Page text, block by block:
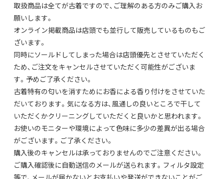
取扱商品は全てが古着ですので、ご理解のある方のみご購入お
願いします。
オンライン掲載商品は店頭でも並行して販売しているものもご
ざいます。
同時にソールドしてしまった場合は店頭優先とさせていただく
ため、ご注文をキャンセルさせていただく可能性がございま
す。予めご了承ください。
古着特有の匂いを消すためにお香による香り付けをさせていた
だいております。気になる方は、風通しの良いところで干して
いただくかクリーニングしていただくと良いかと思われます。
お使いのモニターや環境によって色味に多少の差異が出る場合
がございます。ご了承ください。
購入後のキャンセルは承っておりませんのでご注意ください。
ご購入確認後に自動送信のメールが送られます。フィルタ設定